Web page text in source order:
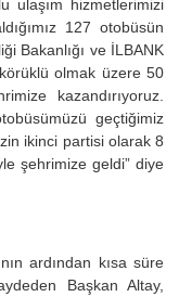
ulaşım hizmetlerimizi
127 otobüsün
Bakanlığı ve İLBANK
körüklü olmak üzere 50
kazandırıyoruz.
geçtiğimiz
ikinci partisi olarak 8
şehrimize geldi” diye
ardından kısa süre
Başkan Altay,